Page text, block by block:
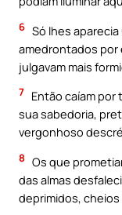
6 Só lhes
amedrontados por
julgavam mais
7 Então caíam por
sua sabedoria,
vergonhoso
8 Os que
das almas
deprimidos,